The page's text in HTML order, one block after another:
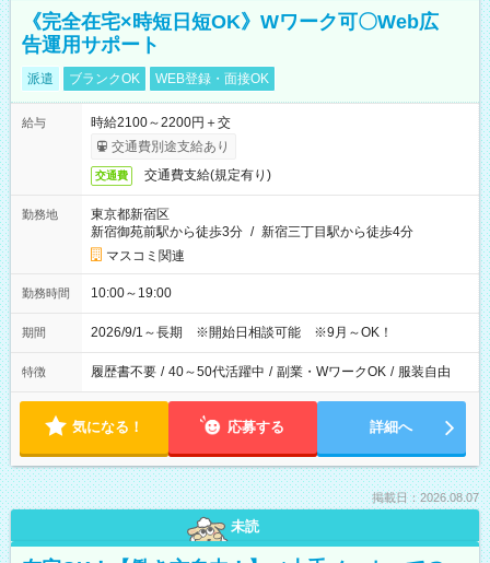
《完全在宅×時短日短OK》Wワーク可〇Web広
告運用サポート
派遣 ブランクOK WEB登録・面接OK
給与
時給2100～2200円＋交
交通費別途支給あり
交通費 交通費支給(規定有り)
勤務地
東京都新宿区
新宿御苑前駅から徒歩3分 / 新宿三丁目駅から徒歩4分
マスコミ関連
勤務時間 10:00～19:00
期間 2026/9/1～長期 ※開始日相談可能 ※9月～OK！
特徴 履歴書不要 / 40～50代活躍中 / 副業・WワークOK / 服装自由
気になる！ 応募する 詳細へ
掲載日：2026.08.07
未読